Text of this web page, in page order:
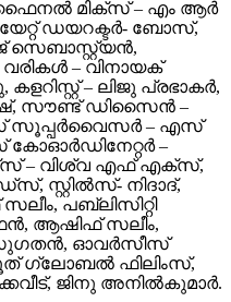
മിക്സ് – എം ആർ
ഡയറക്ടർ- ബോസ്,
സെബാസ്റ്റ്യൻ,
വരികൾ – വിനായക്
– ലിജു പ്രഭാകർ,
സൗണ്ട് ഡിസൈൻ –
സൂപ്പർവൈസർ – എസ്
–
– വിശ്വ എഫ് എക്സ്,
സ്റ്റിൽസ്- നിദാദ്,
പബ്ലിസിറ്റി
ആഷിഫ് സലീം,
സുഗതൻ, ഓവർസീസ്
ഗ്ലോബൽ ഫിലിംസ്,
ജിനു അനിൽകുമാർ.